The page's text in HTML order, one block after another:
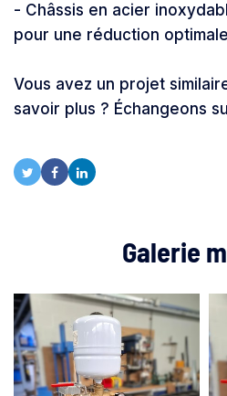
- Châssis en acier
pour une réduction
Vous avez un projet
savoir plus ? Échangeons
Galerie